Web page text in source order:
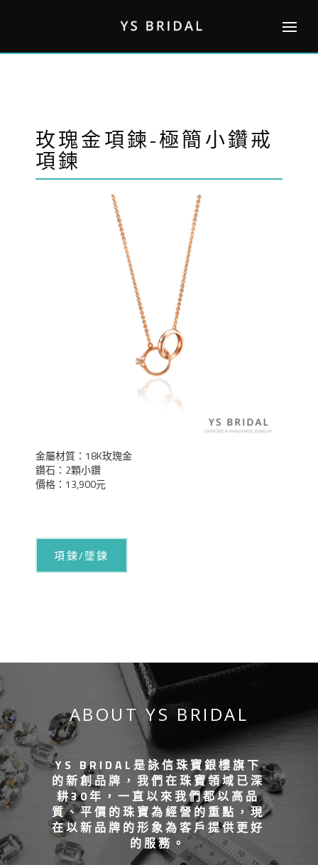
玫瑰金項鍊-極簡小鑽戒
項鍊
金屬材質：18K玫瑰金
鑽石：2顆小鑽
價格：13,900元
項鍊/墜鍊
ABOUT YS BRIDAL
YS BRIDAL是詠信珠寶銀樓旗下
的新創品牌，我們在珠寶領域已深
耕30年，一直以來我們都以高品
質、平價的珠寶為經營的重點，現
在以新品牌的形象為客戶提供更好
的服務。